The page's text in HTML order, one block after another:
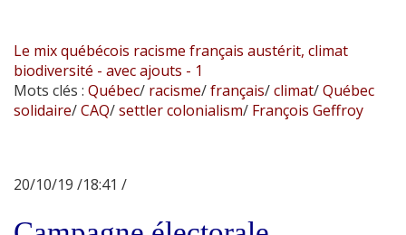
Le mix québécois racisme français austérit, climat
biodiversité - avec ajouts - 1
Mots clés : Québec/ racisme/français/climat/Québec
solidaire/CAQ/settler colonialism/ François Geffroy
20/10/19 /18:41 /